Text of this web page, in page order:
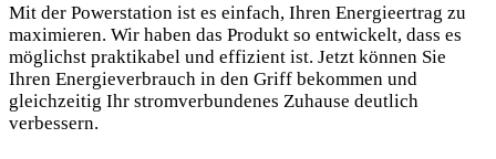
Mit der Powerstation ist es einfach, Ihren Energieertrag zu
maximieren. Wir haben das Produkt so entwickelt, dass es
möglichst praktikabel und effizient ist. Jetzt können Sie
Ihren Energieverbrauch in den Griff bekommen und
gleichzeitig Ihr stromverbundenes Zuhause deutlich
verbessern.